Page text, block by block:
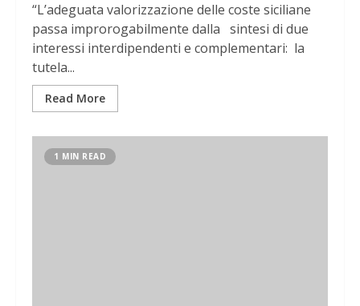
“L’adeguata valorizzazione delle coste siciliane
passa improrogabilmente dalla sintesi di due
interessi interdipendenti e complementari: la
tutela...
Read More
1 MIN READ